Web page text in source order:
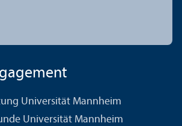
Universität Mannheim
Universität Mannheim